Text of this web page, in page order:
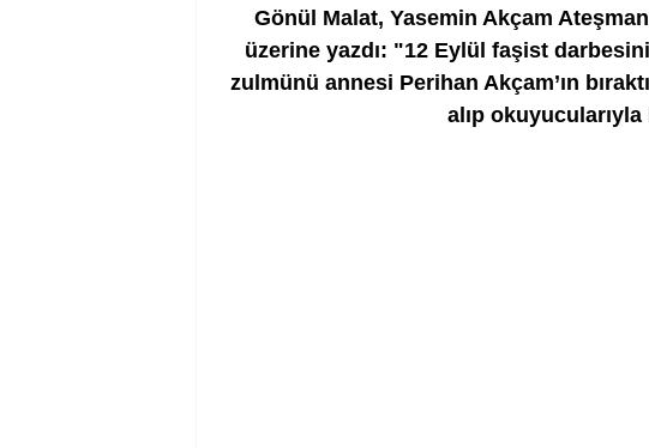
Gönül Malat, Yasemin Akçam
üzerine yazdı: "12 Eylül faşist
zulmünü annesi Perihan Akçam’ın
alıp